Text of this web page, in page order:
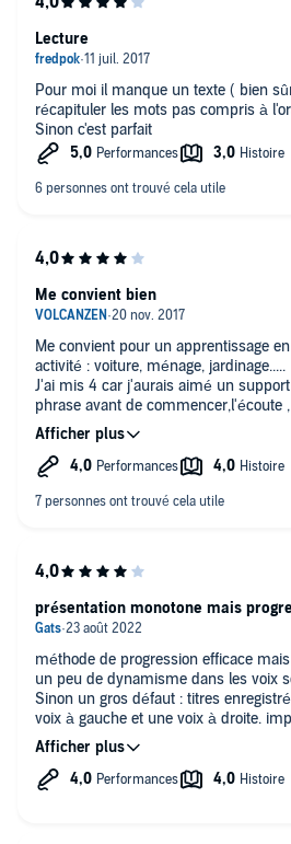
Pour moi il manque un texte ( bien
récapituler les mots pas compris à
Sinon c'est parfait
Lecture
Me convient pour un apprentissage
activité : voiture, ménage, jardinage.....
J'ai mis 4 car j'aurais aimé un
phrase avant de commencer,l'écoute
mot auditif, j'ignore l'orthographe.
Me convient bien
méthode de progression efficace
un peu de dynamisme dans les voix
Sinon un gros défaut : titres
voix à gauche et une voix à droite.
bureau avec un casque audio.
présentation monotone mais